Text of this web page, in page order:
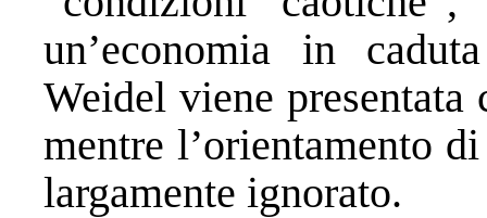
un’economia in
Weidel viene presentata
mentre l’orientamento
largamente ignorato.